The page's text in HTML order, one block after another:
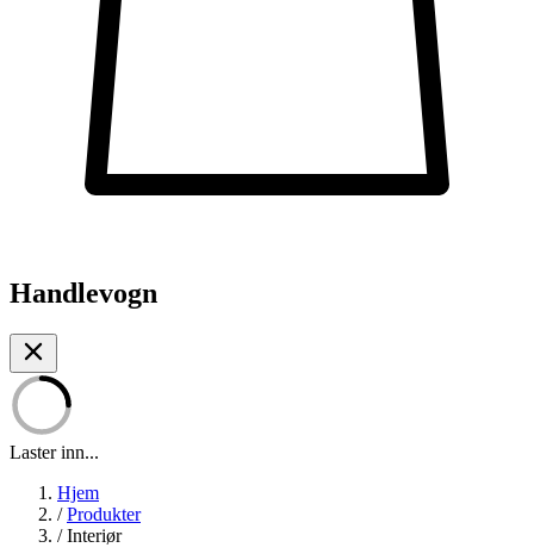
Handlevogn
Laster inn...
Hjem
/ Produkter
/ Interiør